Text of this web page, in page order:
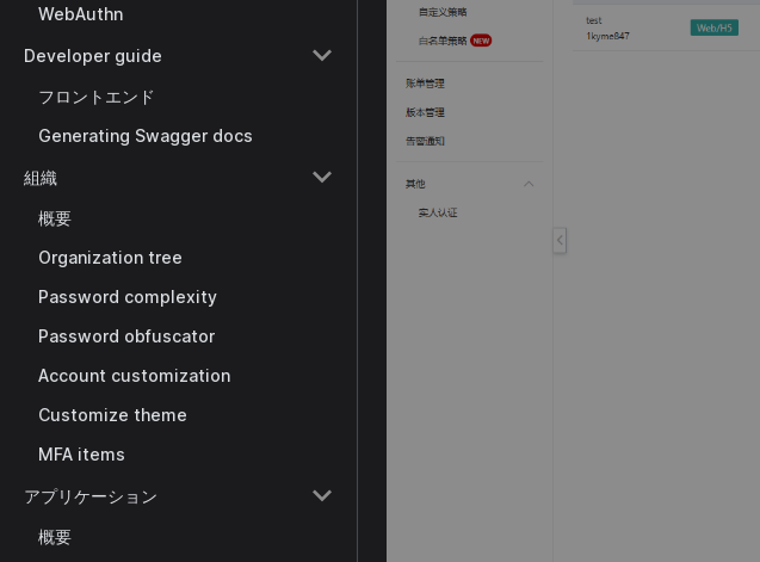
WebAuthn
Developer guide
フロントエンド
Generating Swagger docs
組織
概要
Organization tree
Password complexity
Password obfuscator
Account customization
Customize theme
MFA items
アプリケーション
概要